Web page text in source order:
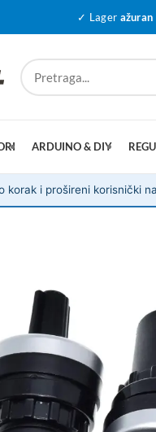
✓ Lager ažuran
ARDUINO & DIY
korak i prošireni korisnički